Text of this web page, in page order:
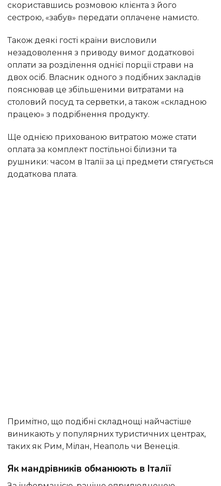
скориставшись розмовою клієнта з його
сестрою, «забув» передати оплачене намисто.
Також деякі гості країни висловили
незадоволення з приводу вимог додаткової
оплати за розділення однієї порції страви на
двох осіб. Власник одного з подібних закладів
пояснював це збільшеними витратами на
столовий посуд та серветки, а також «складною
працею» з подрібнення продукту.
Ще однією прихованою витратою може стати
оплата за комплект постільної білизни та
рушники: часом в Італії за ці предмети стягується
додаткова плата.
Примітно, що подібні складнощі найчастіше
виникають у популярних туристичних центрах,
таких як Рим, Мілан, Неаполь чи Венеція.
Як мандрівників обманюють в Італії